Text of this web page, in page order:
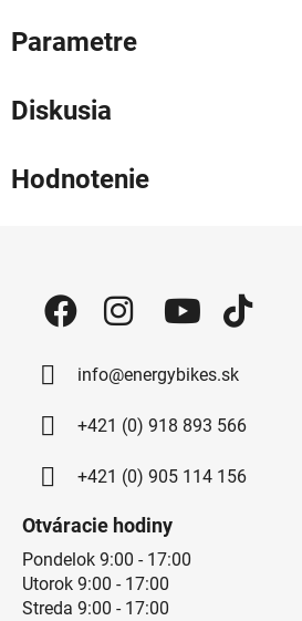
Parametre
Diskusia
Hodnotenie
info@energybikes.sk
+421 (0) 918 893 566
+421 (0) 905 114 156
Otváracie hodiny
Pondelok 9:00 - 17:00
Utorok 9:00 - 17:00
Streda 9:00 - 17:00